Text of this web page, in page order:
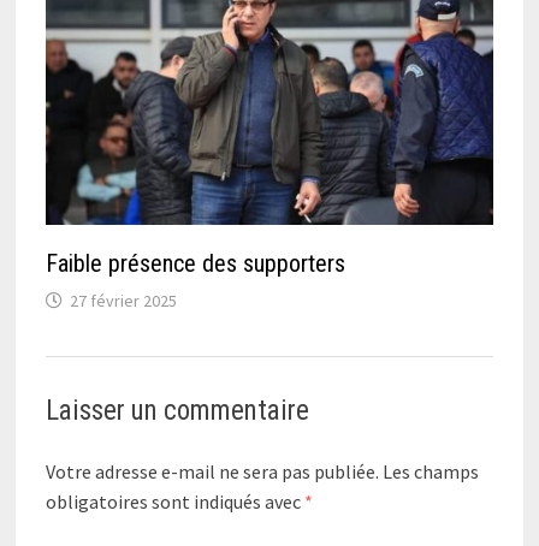
Faible présence des supporters
27 février 2025
Laisser un commentaire
Votre adresse e-mail ne sera pas publiée. Les champs
obligatoires sont indiqués avec *